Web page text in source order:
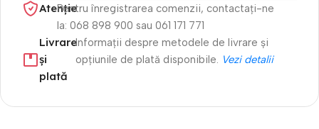
Atenție​Pentru înregistrarea comenzii, contactați-ne
la: 068 898 900 sau 061 171 771
Livrare
și
plată
Informații despre metodele de livrare și
opțiunile de plată disponibile. Vezi detalii